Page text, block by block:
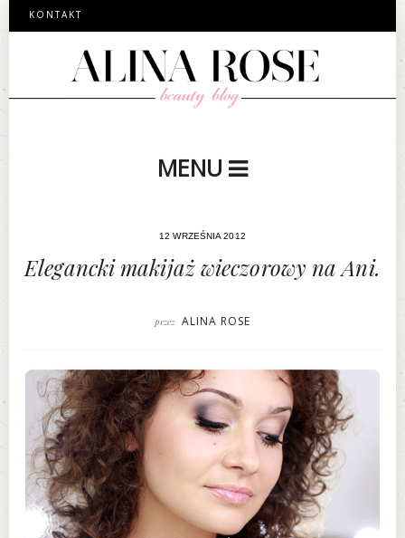
KONTAKT
MENU
12 WRZEŚNIA 2012
Elegancki makijaż wieczorowy na Ani.
przez ALINA ROSE